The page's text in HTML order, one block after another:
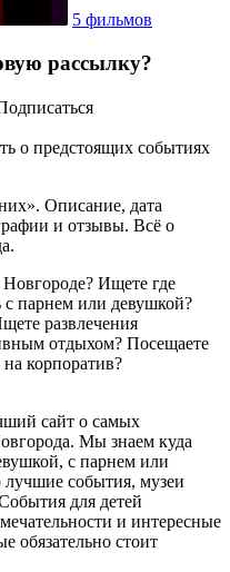
5 фильмов
рассылку?
о предстоящих событиях
Описание, дата
и отзывы. Всё о
Ищете где
с парнем или девушкой?
развлечения
отдыхом? Посещаете
корпоратив?
сайт о самых
Мы знаем куда
с парнем или
события, музеи
для детей
и интересные
обязательно стоит